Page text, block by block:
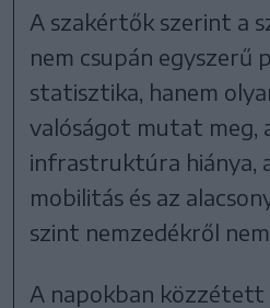
A szakértők szerint a
nem csupán egyszerű
statisztika, hanem
valóságot mutat meg,
infrastruktúra hiánya,
mobilitás és az
szint nemzedékről
A napokban